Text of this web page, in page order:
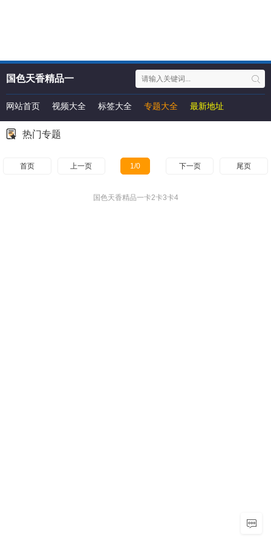
国色天香精品一
卡2卡3卡4
网站首页 视频大全 标签大全 专题大全 最新地址
热门专题
首页 上一页 1/0 下一页 尾页
国色天香精品一卡2卡3卡4